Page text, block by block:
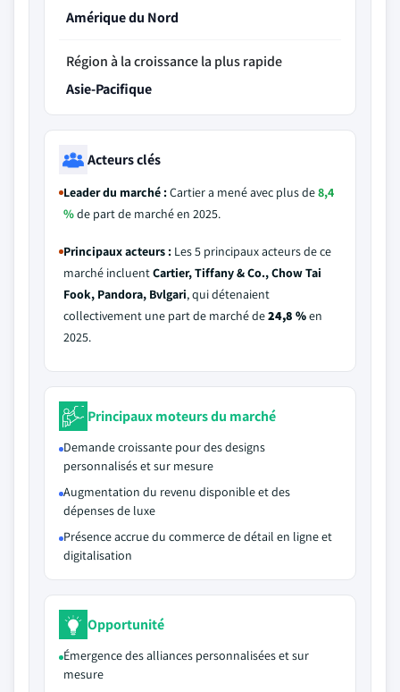
Amérique du Nord
Région à la croissance la plus rapide
Asie-Pacifique
Acteurs clés
Leader du marché :Cartier a mené avec plus de8,4
%de part de marché en 2025.
Principaux acteurs : Les 5 principaux acteurs de ce
marché incluentCartier, Tiffany & Co., Chow Tai
Fook, Pandora, Bvlgari, qui détenaient
collectivement une part de marché de24,8 %en
2025.
Principaux moteurs du marché
Demande croissante pour des designs
personnalisés et sur mesure
Augmentation du revenu disponible et des
dépenses de luxe
Présence accrue du commerce de détail en ligne et
digitalisation
Opportunité
Émergence des alliances personnalisées et sur
mesure